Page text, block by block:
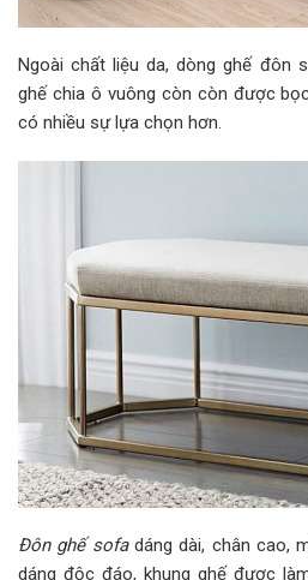
Ngoài chất liệu da, dòng ghế đôn
ghế chia ô vuông còn còn được
có nhiều sự lựa chọn hơn.
Đôn ghế sofadáng dài, chân cao,
dáng độc đáo, khung ghế được